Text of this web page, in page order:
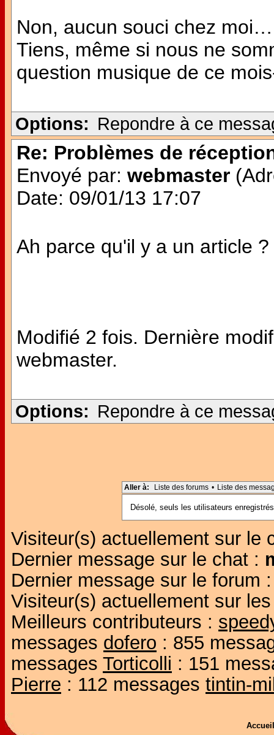
Non, aucun souci chez moi…
Tiens, même si nous ne
question musique de ce
Options: Repondre à ce
Re: Problèmes de
Envoyé par: webmaster
Date: 09/01/13 17:07
Ah parce qu'il y a un article ?
Modifié 2 fois. Dernière
webmaster.
Options: Repondre à ce
Aller à: Liste des forums • Liste des
Désolé, seuls les utilisateurs
Visiteur(s) actuellement sur le
Dernier message sur le chat :
Dernier message sur le forum
Visiteur(s) actuellement sur
Meilleurs contributeurs :
messages dofero : 855
messages Torticolli : 151
Pierre : 112 messages tintin-